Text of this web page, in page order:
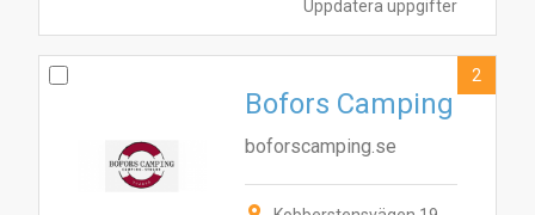
Uppdatera uppgifter
Bofors Camping
boforscamping.se
2